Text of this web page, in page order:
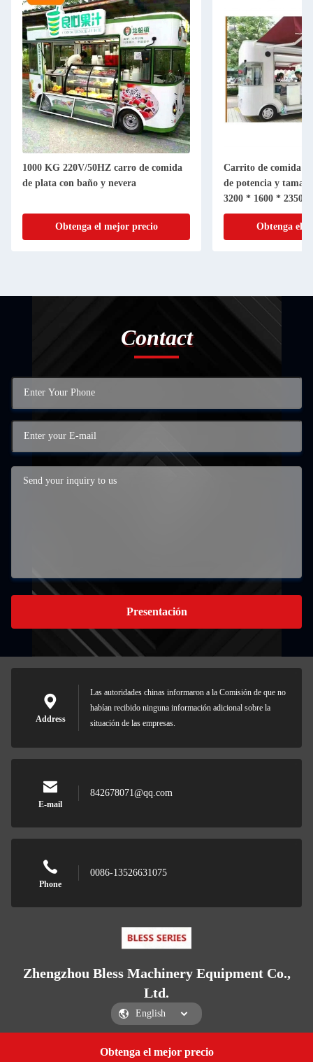
Obtenga el mejor precio
1000 KG 220V/50HZ carro de comida
de plata con baño y nevera
Obtenga el mejor precio
Carrito de comida
de potencia y
3200 * 1600 *
Obtenga el
Contact
Presentación
Address
Las autoridades chinas informaron a la Comisión de que no
habían recibido ninguna información adicional sobre la
situación de las empresas.
E-mail
842678071@qq.com
Phone
0086-13526631075
Zhengzhou Bless Machinery Equipment Co.,
Ltd.
Zhengzhou Bless Machinery Equipment Co., Ltd.
Get a Quote